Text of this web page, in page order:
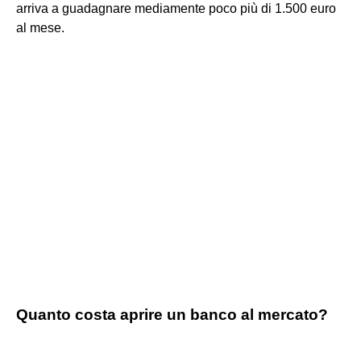
arriva a guadagnare mediamente poco più di 1.500 euro
al mese.
Quanto costa aprire un banco al mercato?